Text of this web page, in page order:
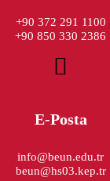
+90 372 291 1100
+90 850 330 2386
E-Posta
info@beun.edu.tr
beun@hs03.kep.tr